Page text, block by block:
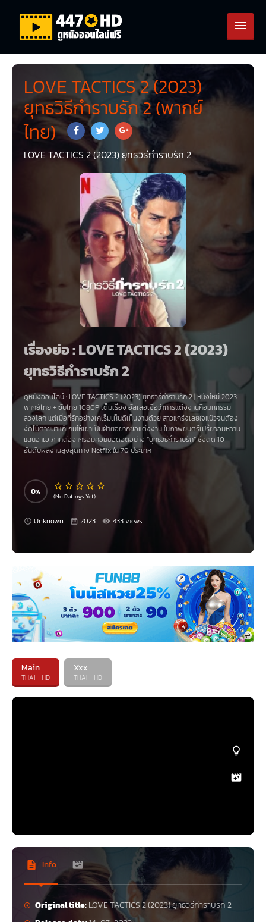
LOVE TACTICS 2 (2023)
ยุทธวิธีกำราบรัก 2 (พากย์
ไทย)
LOVE TACTICS 2 (2023) ยุทธวิธีกำราบรัก 2
เรื่องย่อ : LOVE TACTICS 2 (2023)
ยุทธวิธีกำราบรัก 2
ดูหนังออนไลน์ :LOVE TACTICS 2 (2023) ยุทธวิธีกำราบรัก 2|หนังใหม่ 2023
พากย์ไทย + ซับไทย 1080P เต็มเรื่อง อัสเลอเชื่อว่าการแต่งงานคือมหกรรม
ลวงโลก แต่เมื่อที่รักอย่างเคเร็มเห็นดีเห็นงามด้วย สาวแกร่งเลยใจแป้วจนต้อง
งัดไม้ตายมาแก้เกมให้เขาเป็นฝ่ายอยากขอแต่งงาน ในภาพยนตร์เปรี้ยวอมหวาน
แสนฮาเฮ ภาคต่อจากรอมคอมยอดฮิตอย่าง “ยุทธวิธีกำราบรัก” ซึ่งติด 10
อันดับผลงานสูงสุดทาง Netflix ใน 70 ประเทศ
0 (No Ratings Yet)
Unknown 2023 433 views
Main
THAI - HD
Xxx
THAI - HD
Info
Original title:LOVE TACTICS 2 (2023) ยุทธวิธีกำราบรัก 2